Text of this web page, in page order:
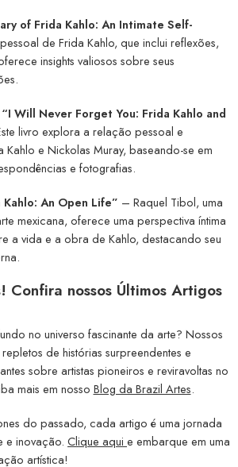
of Frida Kahlo: An Intimate Self-
de Frida Kahlo, que inclui reflexões,
insights valiosos sobre seus
Will Never Forget You: Frida Kahlo and
livro explora a relação pessoal e
Kahlo e Nickolas Muray, baseando-se em
e fotografias.
An Open Life” – Raquel Tibol, uma
mexicana, oferece uma perspectiva íntima
a vida e a obra de Kahlo, destacando seu
Confira nossos Últimos Artigos
no universo fascinante da arte? Nossos
de histórias surpreendentes e
sobre artistas pioneiros e reviravoltas no
mais em nosso Blog da Brazil Artes.
do passado, cada artigo é uma jornada
e inovação. Clique aqui e embarque em uma
artística!